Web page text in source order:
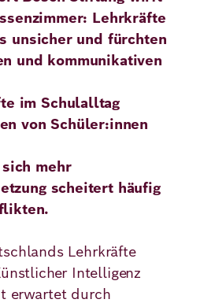
Lehrkräfte
unsicher und fürchten
und kommunikativen
im Schulalltag
von Schüler:innen
mehr
scheitert häufig
Lehrkräfte
Intelligenz
erwartet durch